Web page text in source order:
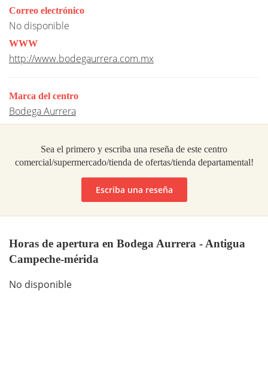
Correo electrónico
No disponible
WWW
http://www.bodegaurrera.com.mx
Marca del centro
Bodega Aurrera
Sea el primero y escriba una reseña de este centro
comercial/supermercado/tienda de ofertas/tienda departamental!
Escriba una reseña
Horas de apertura en Bodega Aurrera - Antigua
Campeche-mérida
No disponible